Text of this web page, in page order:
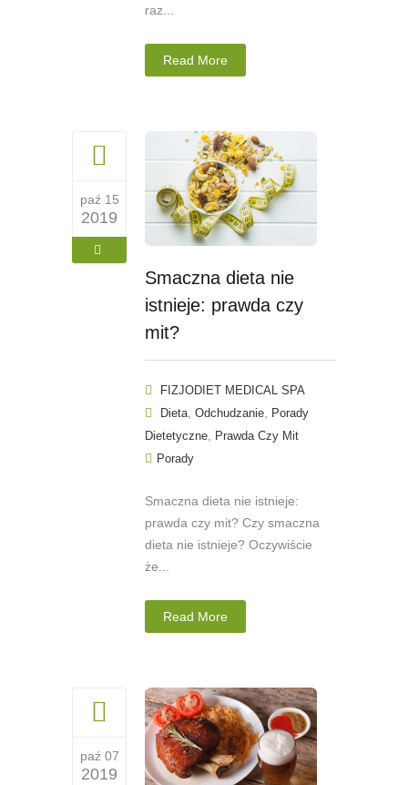
raz...
Read More
paź 15
2019
Smaczna dieta nie
istnieje: prawda czy
mit?
FIZJODIET MEDICAL SPA
Dieta, Odchudzanie, Porady
Dietetyczne, Prawda Czy Mit
Porady
Smaczna dieta nie istnieje:
prawda czy mit? Czy smaczna
dieta nie istnieje? Oczywiście
że...
Read More
paź 07
2019